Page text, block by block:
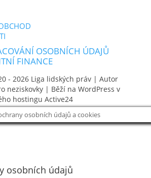
OSOBNÍCH ÚDAJŮ
FINANCE
- 2026 Liga lidských práv| Autor
neziskovky| Běží na WordPress v
hostingu Active24
osobních údajů a cookies
osobních údajů